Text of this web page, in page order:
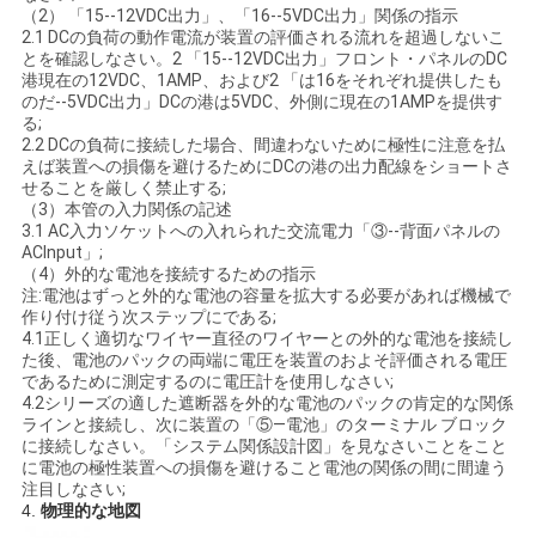
（2） 「15--12VDC出力」、「16--5VDC出力」関係の指示
2.1 DCの負荷の動作電流が装置の評価される流れを超過しないこ
とを確認しなさい。2 「15--12VDC出力」フロント・パネルのDC
港現在の12VDC、1AMP、および2 「は16をそれぞれ提供したも
のだ--5VDC出力」DCの港は5VDC、外側に現在の1AMPを提供す
る;
2.2 DCの負荷に接続した場合、間違わないために極性に注意を払
えば装置への損傷を避けるためにDCの港の出力配線をショートさ
せることを厳しく禁止する;
（3）本管の入力関係の記述
3.1 AC入力ソケットへの入れられた交流電力「③--背面パネルの
ACInput」;
（4）外的な電池を接続するための指示
注:電池はずっと外的な電池の容量を拡大する必要があれば機械で
作り付け従う次ステップにである;
4.1正しく適切なワイヤー直径のワイヤーとの外的な電池を接続し
た後、電池のパックの両端に電圧を装置のおよそ評価される電圧
であるために測定するのに電圧計を使用しなさい;
4.2シリーズの適した遮断器を外的な電池のパックの肯定的な関係
ラインと接続し、次に装置の「⑤—電池」のターミナル ブロック
に接続しなさい。「システム関係設計図」を見なさいことをこと
に電池の極性装置への損傷を避けること電池の関係の間に間違う
注目しなさい;
4. 物理的な地図